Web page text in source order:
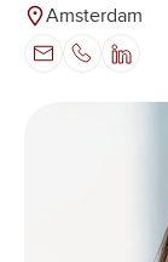
Amsterdam